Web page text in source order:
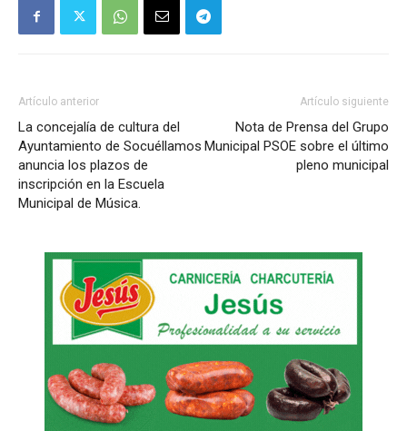
Artículo anterior
La concejalía de cultura del
Ayuntamiento de Socuéllamos
anuncia los plazos de
inscripción en la Escuela
Municipal de Música.
Artículo siguiente
Nota de Prensa del Grupo
Municipal PSOE sobre el último
pleno municipal